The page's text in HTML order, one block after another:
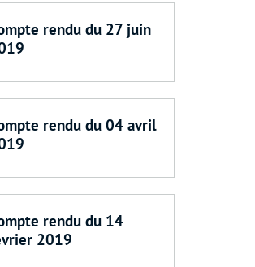
rendu du 27 juin
rendu du 04 avril
rendu du 14
2019